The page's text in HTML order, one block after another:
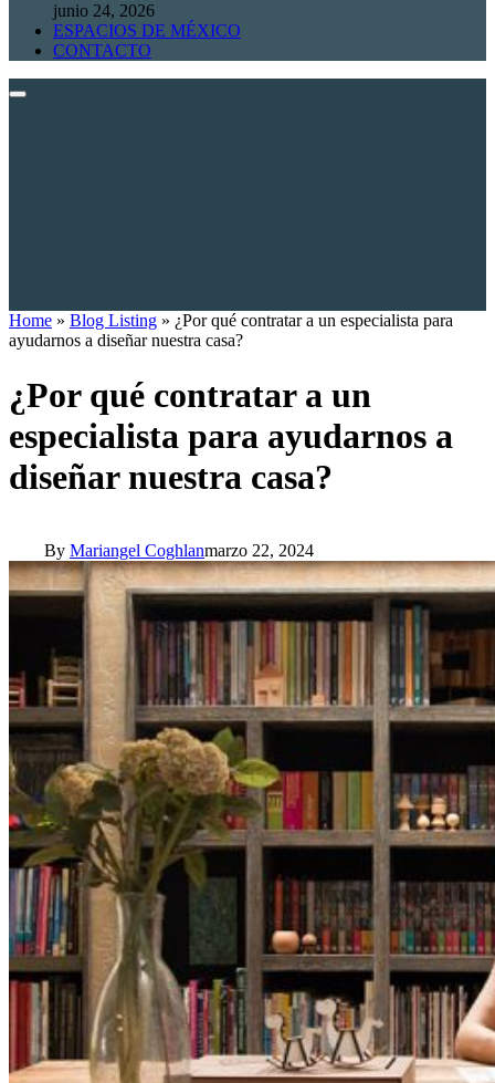
junio 24, 2026
ESPACIOS DE MÉXICO
CONTACTO
Home » Blog Listing » ¿Por qué contratar a un especialista para
ayudarnos a diseñar nuestra casa?
¿Por qué contratar a un
especialista para ayudarnos a
diseñar nuestra casa?
By Mariangel Coghlanmarzo 22, 2024